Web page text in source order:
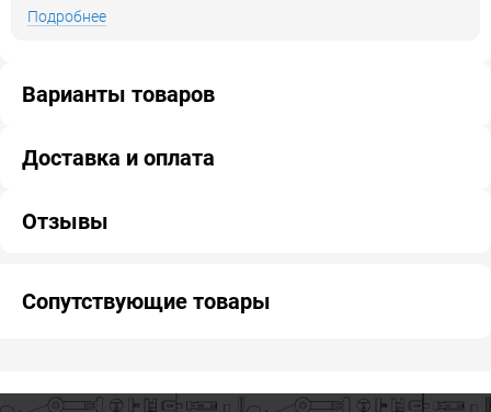
Подробнее
Варианты товаров
Доставка и оплата
Отзывы
Сопутствующие товары